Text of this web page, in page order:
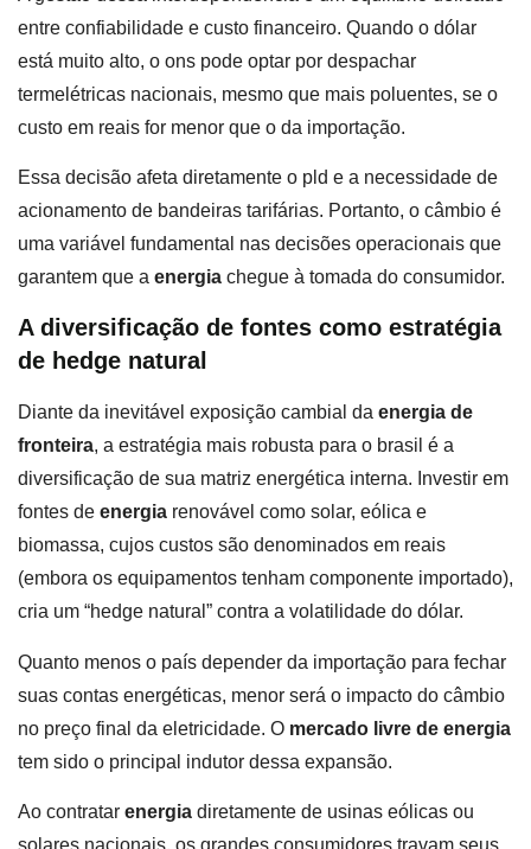
entre confiabilidade e custo financeiro. Quando o dólar
está muito alto, o ons pode optar por despachar
termelétricas nacionais, mesmo que mais poluentes, se o
custo em reais for menor que o da importação.
Essa decisão afeta diretamente o pld e a necessidade de
acionamento de bandeiras tarifárias. Portanto, o câmbio é
uma variável fundamental nas decisões operacionais que
garantem que a energia chegue à tomada do consumidor.
A diversificação de fontes como estratégia
de hedge natural
Diante da inevitável exposição cambial da energia de
fronteira, a estratégia mais robusta para o brasil é a
diversificação de sua matriz energética interna. Investir em
fontes de energia renovável como solar, eólica e
biomassa, cujos custos são denominados em reais
(embora os equipamentos tenham componente importado),
cria um “hedge natural” contra a volatilidade do dólar.
Quanto menos o país depender da importação para fechar
suas contas energéticas, menor será o impacto do câmbio
no preço final da eletricidade. O mercado livre de energia
tem sido o principal indutor dessa expansão.
Ao contratar energia diretamente de usinas eólicas ou